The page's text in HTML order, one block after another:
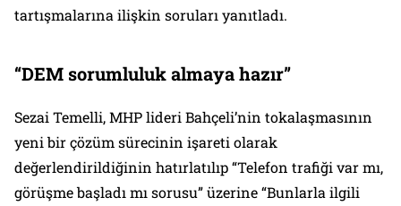
tartışmalarına ilişkin soruları yanıtladı.
“DEM sorumluluk almaya hazır”
Sezai Temelli, MHP lideri Bahçeli’nin tokalaşmasının
yeni bir çözüm sürecinin işareti olarak
değerlendirildiğinin hatırlatılıp “Telefon trafiği var mı,
görüşme başladı mı sorusu” üzerine “Bunlarla ilgili